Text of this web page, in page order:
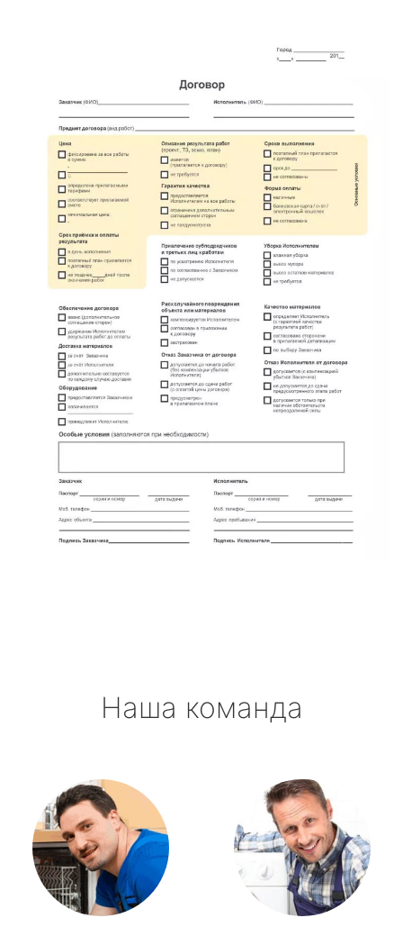
Наша команда